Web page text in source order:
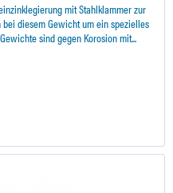
mit Stahlklammer zur
diesem Gewicht um ein spezielles
sind gegen Korosion mit...